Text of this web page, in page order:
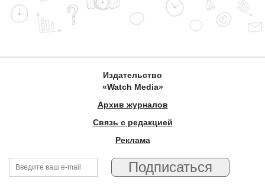
Издательство
«Watch Media»
Архив журналов
Связь с редакцией
Реклама